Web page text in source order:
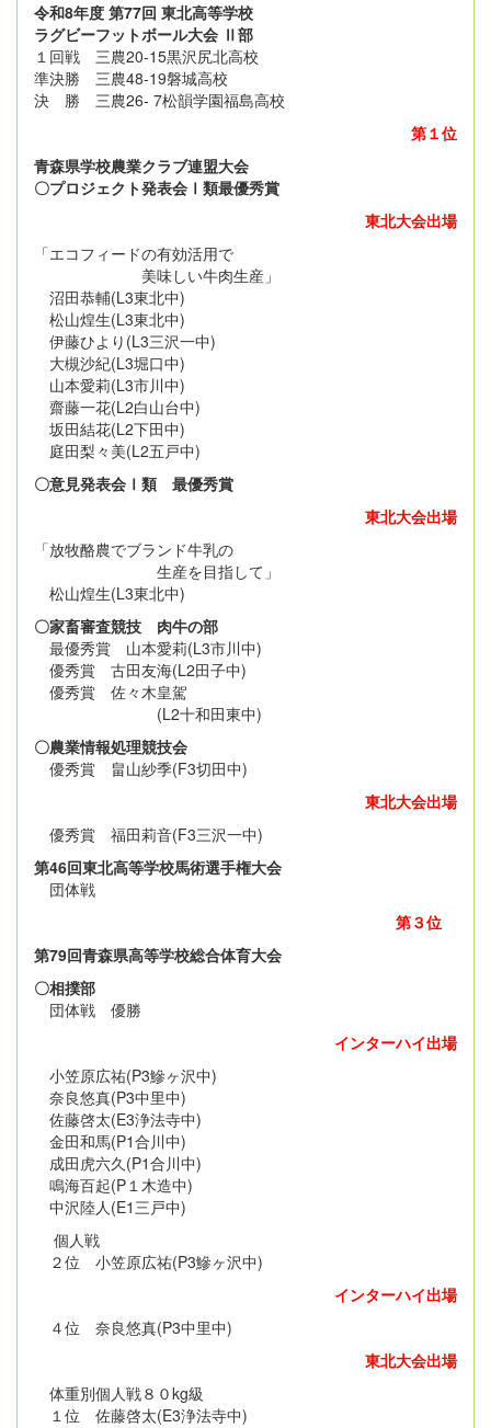
令和8年度 第77回 東北高等学校
ラグビーフットボール大会 Ⅱ部
１回戦 三農20-15黒沢尻北高校
準決勝 三農48-19磐城高校
決 勝 三農26- 7松韻学園福島高校
第１位
青森県学校農業クラブ連盟大会
〇プロジェクト発表会Ⅰ類最優秀賞
東北大会出場
「エコフィードの有効活用で
美味しい牛肉生産」
沼田恭輔(L3東北中)
松山煌生(L3東北中)
伊藤ひより(L3三沢一中)
大槻沙紀(L3堀口中)
山本愛莉(L3市川中)
齋藤一花(L2白山台中)
坂田結花(L2下田中)
庭田梨々美(L2五戸中)
〇意見発表会Ⅰ類 最優秀賞
東北大会出場
「放牧酪農でブランド牛乳の
生産を目指して」
松山煌生(L3東北中)
〇家畜審査競技 肉牛の部
最優秀賞 山本愛莉(L3市川中)
優秀賞 古田友海(L2田子中)
優秀賞 佐々木皇駕
(L2十和田東中)
〇農業情報処理競技会
優秀賞 畠山紗季(F3切田中)
東北大会出場
優秀賞 福田莉音(F3三沢一中)
第46回東北高等学校馬術選手権大会
団体戦
第３位
第79回青森県高等学校総合体育大会
〇相撲部
団体戦 優勝
インターハイ出場
小笠原広祐(P3鰺ヶ沢中)
奈良悠真(P3中里中)
佐藤啓太(E3浄法寺中)
金田和馬(P1合川中)
成田虎六久(P1合川中)
鳴海百起(P１木造中)
中沢陸人(E1三戸中)
個人戦
２位 小笠原広祐(P3鰺ヶ沢中)
インターハイ出場
４位 奈良悠真(P3中里中)
東北大会出場
体重別個人戦８０kg級
１位 佐藤啓太(E3浄法寺中)